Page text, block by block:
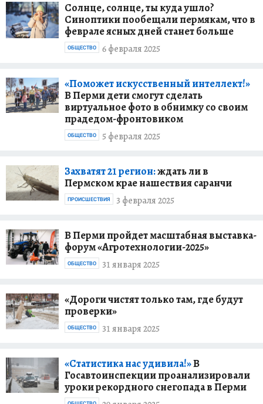
Солнце, солнце, ты куда ушло?
Синоптики пообещали пермякам, что в
феврале ясных дней станет больше
6 февраля 2025
ОБЩЕСТВО
«Поможет искусственный интеллект!»
В Перми дети смогут сделать
виртуальное фото в обнимку со своим
прадедом-фронтовиком
5 февраля 2025
ОБЩЕСТВО
Захватят 21 регион:ждать ли в
Пермском крае нашествия саранчи
3 февраля 2025
ПРОИСШЕСТВИЯ
В Перми пройдет масштабная выставка-
форум «Агротехнологии-2025»
31 января 2025
ОБЩЕСТВО
«Дороги чистят только там, где будут
проверки»
31 января 2025
ОБЩЕСТВО
«Статистика нас удивила!»В
Госавтоинспекции проанализировали
уроки рекордного снегопада в Перми